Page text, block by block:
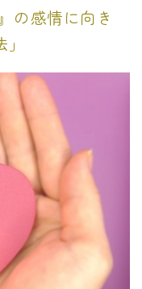
の感情に向き